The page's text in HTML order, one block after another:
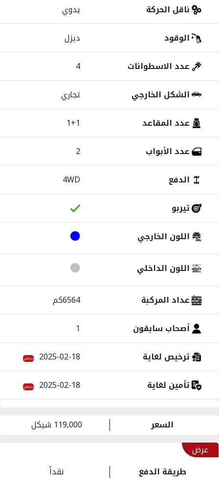
ناقل الحركة
يدوي
الوقود
ديزل
عدد الاسطوانات
4
الشكل الخارجي
تجاري
عدد المقاعد
1+1
عدد الأبواب
2
الدفع
4WD
تيربو
اللون الخارجي
اللون الداخلي
عداد المركبة
6564كم
أصحاب سابقون
1
ترخيص لغاية
2025-02-18 منتهي
تأمين لغاية 2025-02-18 منتهي
السعر
119,000 شيكل
عرض
طريقة الدفع
نقداً